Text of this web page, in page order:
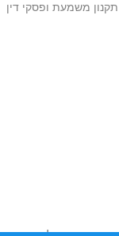
תקנון משמעת ופסקי דין